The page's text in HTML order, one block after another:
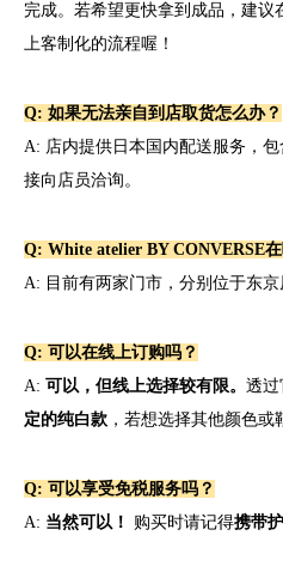
完成。若希望更快拿到成品，建议
上客制化的流程喔！
Q: 如果无法亲自到店取货怎么办？
A: 店内提供日本国内配送服务，
接向店员洽询。
Q: White atelier BY CONVERSE在
A: 目前有两家门市，分别位于东京
Q: 可以在线上订购吗？
A: 可以，但线上选择较有限。 透过
定的纯白款 ，若想选择其他颜色或
Q: 可以享受免税服务吗？
A: 当然可以！ 购买时请记得携带